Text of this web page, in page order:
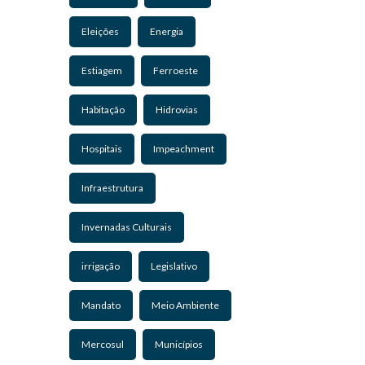
Eleições Energia
Estiagem Ferroeste
Habitação Hidrovias
Hospitais Impeachment
Infraestrutura
Invernadas Culturais
irrigação Legislativo
Mandato Meio Ambiente
Mercosul Municípios